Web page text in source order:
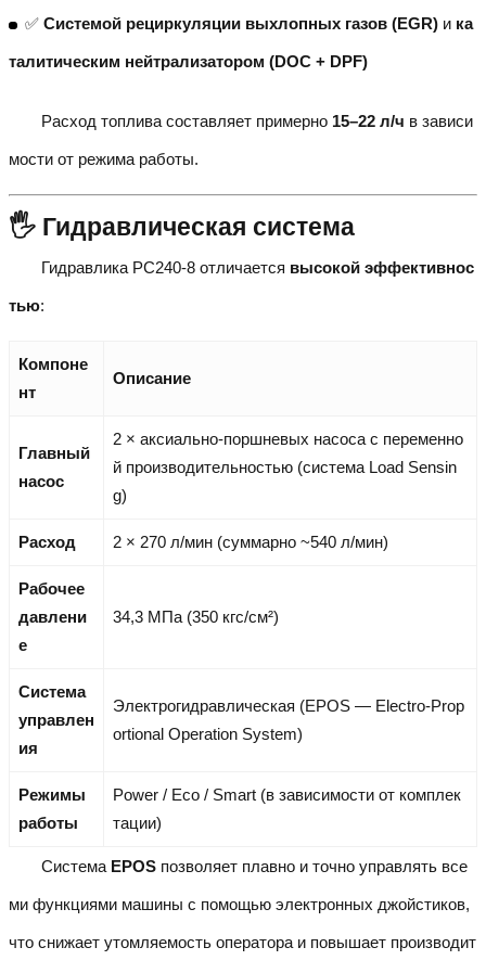
✅ Системой рециркуляции выхлопных газов (EGR) и ка
талитическим нейтрализатором (DOC + DPF)
Расход топлива составляет примерно 15–22 л/ч в зависи
мости от режима работы.
🖐️ Гидравлическая система
Гидравлика PC240-8 отличается высокой эффективнос
тью:
Компоне
нт
Описание
Главный
насос
2 × аксиально-поршневых насоса с переменно
й производительностью (система Load Sensin
g)
Расход 2 × 270 л/мин (суммарно ~540 л/мин)
Рабочее
давлени
е
34,3 МПа (350 кгс/см²)
Система
управлен
ия
Электрогидравлическая (EPOS — Electro-Prop
ortional Operation System)
Режимы
работы
Power / Eco / Smart (в зависимости от комплек
тации)
Система EPOS позволяет плавно и точно управлять все
ми функциями машины с помощью электронных джойстиков,
что снижает утомляемость оператора и повышает производит